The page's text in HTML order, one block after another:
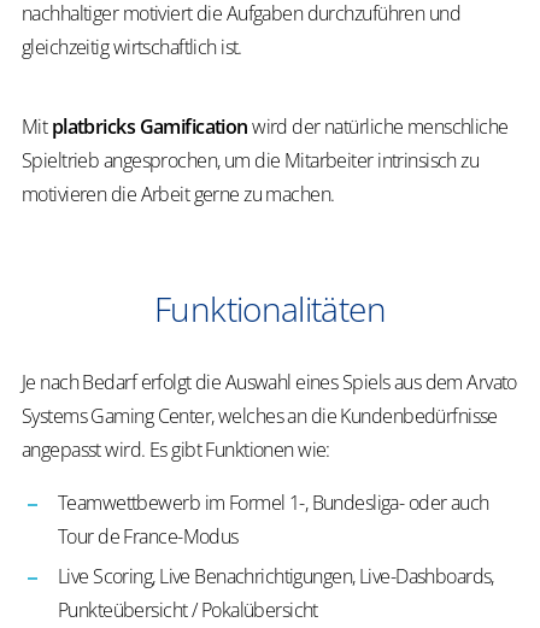
nachhaltiger motiviert die Aufgaben durchzuführen und
gleichzeitig wirtschaftlich ist.
Mitplatbricks Gamificationwird der natürliche menschliche
Spieltrieb angesprochen, um die Mitarbeiter intrinsisch zu
motivieren die Arbeit gerne zu machen.
Funktionalitäten
Je nach Bedarf erfolgt die Auswahl eines Spiels aus dem Arvato
Systems Gaming Center, welches an die Kundenbedürfnisse
angepasst wird. Es gibt Funktionen wie:
Teamwettbewerb im Formel 1-, Bundesliga- oder auch
Tour de France-Modus
Live Scoring, Live Benachrichtigungen, Live-Dashboards,
Punkteübersicht / Pokalübersicht